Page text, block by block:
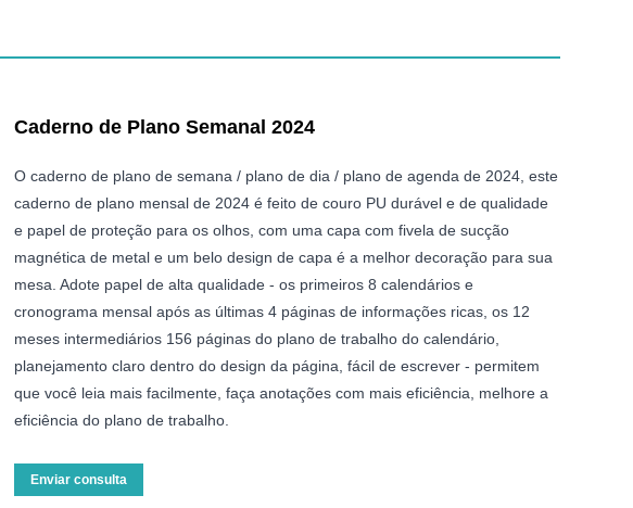
Caderno de Plano Semanal 2024
O caderno de plano de semana / plano de dia / plano de agenda de 2024, este
caderno de plano mensal de 2024 é feito de couro PU durável e de qualidade
e papel de proteção para os olhos, com uma capa com fivela de sucção
magnética de metal e um belo design de capa é a melhor decoração para sua
mesa. Adote papel de alta qualidade - os primeiros 8 calendários e
cronograma mensal após as últimas 4 páginas de informações ricas, os 12
meses intermediários 156 páginas do plano de trabalho do calendário,
planejamento claro dentro do design da página, fácil de escrever - permitem
que você leia mais facilmente, faça anotações com mais eficiência, melhore a
eficiência do plano de trabalho.
Enviar consulta